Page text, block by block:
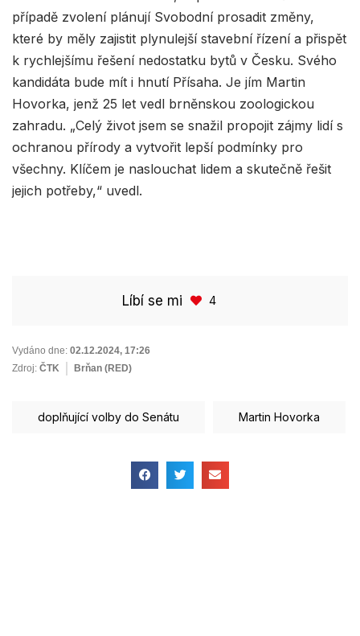
případě zvolení plánují Svobodní prosadit změny,
které by měly zajistit plynulejší stavební řízení a přispět
k rychlejšímu řešení nedostatku bytů v Česku. Svého
kandidáta bude mít i hnutí Přísaha. Je jím Martin
Hovorka, jenž 25 let vedl brněnskou zoologickou
zahradu. „Celý život jsem se snažil propojit zájmy lidí s
ochranou přírody a vytvořit lepší podmínky pro
všechny. Klíčem je naslouchat lidem a skutečně řešit
jejich potřeby,“ uvedl.
Líbí se mi 4
Vydáno dne: 02.12.2024, 17:26
Zdroj: ČTK Brňan (RED)
doplňující volby do Senátu Martin Hovorka